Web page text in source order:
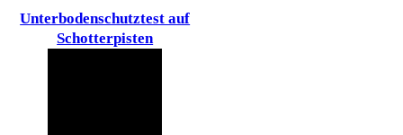
Unterbodenschutztest auf
Schotterpisten